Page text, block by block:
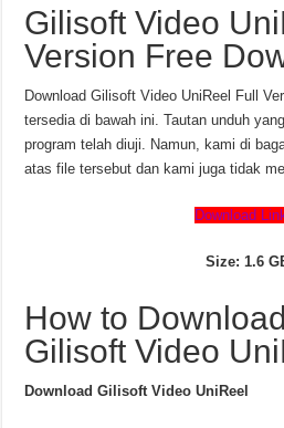
Gilisoft Video
Version Free
Download Gilisoft Video UniReel Full
tersedia di bawah ini. Tautan unduh
program telah diuji. Namun, kami di
atas file tersebut dan kami juga tidak
Download
Size: 1.6
How to
Gilisoft Video
Download Gilisoft Video UniReel